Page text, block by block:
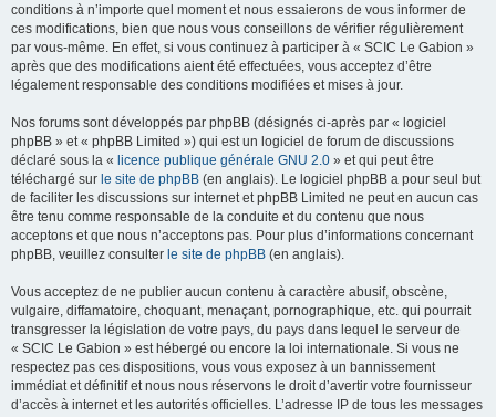
conditions à n’importe quel moment et nous essaierons de vous informer de
ces modifications, bien que nous vous conseillons de vérifier régulièrement
par vous-même. En effet, si vous continuez à participer à « SCIC Le Gabion »
après que des modifications aient été effectuées, vous acceptez d’être
légalement responsable des conditions modifiées et mises à jour.
Nos forums sont développés par phpBB (désignés ci-après par « logiciel
phpBB » et « phpBB Limited ») qui est un logiciel de forum de discussions
déclaré sous la « licence publique générale GNU 2.0 » et qui peut être
téléchargé sur le site de phpBB (en anglais). Le logiciel phpBB a pour seul but
de faciliter les discussions sur internet et phpBB Limited ne peut en aucun cas
être tenu comme responsable de la conduite et du contenu que nous
acceptons et que nous n’acceptons pas. Pour plus d’informations concernant
phpBB, veuillez consulter le site de phpBB (en anglais).
Vous acceptez de ne publier aucun contenu à caractère abusif, obscène,
vulgaire, diffamatoire, choquant, menaçant, pornographique, etc. qui pourrait
transgresser la législation de votre pays, du pays dans lequel le serveur de
« SCIC Le Gabion » est hébergé ou encore la loi internationale. Si vous ne
respectez pas ces dispositions, vous vous exposez à un bannissement
immédiat et définitif et nous nous réservons le droit d’avertir votre fournisseur
d’accès à internet et les autorités officielles. L’adresse IP de tous les messages